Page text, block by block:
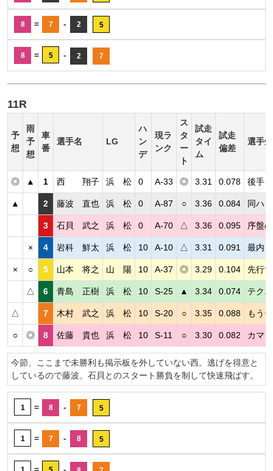
8 = 7 - 2 5
8 = 5 - 2 7
11R
予
想
雨
予
想
車
番
選手名 LG
ハ
ン
デ
現ラ
ンク
ス
タ
ー
ト
試走
タイ
ム
試走
偏差
選手
◎ ▲ 1 西 翔子 浜 松 0 A-33 ◎ 3.31 0.078 後手
▲ 2 藤波 直也 浜 松 0 A-87 ○ 3.36 0.084 同ハ
3 石貝 武之 浜 松 0 A-70 △ 3.36 0.095 序盤
× 4 岩科 鮮太 浜 松 10 A-10 △ 3.31 0.091 最内
× ○ 5 山本 将之 山 陽 10 A-37 ◎ 3.29 0.104 先行
△ 6 青島 正樹 浜 松 10 S-25 ▲ 3.34 0.074 テク
△ 7 木村 武之 浜 松 10 S-20 ○ 3.35 0.088 もう
○ ◎ 8 佐藤 貴也 浜 松 10 S-11 ○ 3.30 0.082 カマ
今節、ここまで未勝利も掲示板を外していない西。逃げを得意と
しているので藤波、石貝とのスタート勝負を制して快速飛ばす。
1 = 8 - 7 5
1 = 7 - 8 5